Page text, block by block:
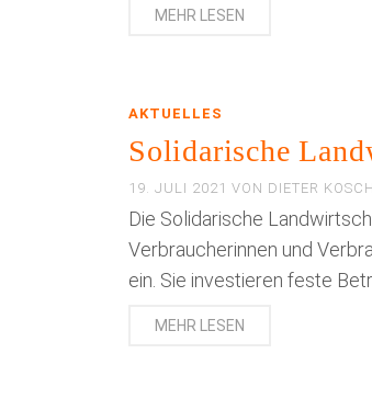
MEHR LESEN
AKTUELLES
Solidarische
19. JULI 2021 VON DIETER
Die Solidarische
Verbraucherinnen und
ein. Sie investieren feste
MEHR LESEN